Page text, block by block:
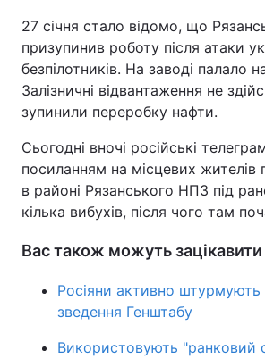
27 січня стало відомо, що
призупинив роботу після атаки
безпілотників. На заводі палало
Залізничні відвантаження не
зупинили переробку нафти.
Сьогодні вночі російські
посиланням на місцевих
в районі Рязанського НПЗ під
кілька вибухів, після чого там
Вас також можуть
Росіяни активно штурмують
зведення Генштабу
Використовують "ранковий